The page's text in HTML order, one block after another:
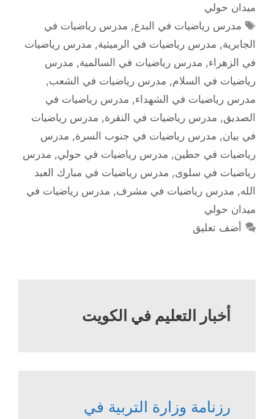
ميدان حولي
الوسوم
مدرس رياضيات في البدع, مدرس رياضيات في
الجابرية, مدرس رياضيات في الرميثية, مدرس رياضيات
في الزهراء, مدرس رياضيات في السالمية, مدرس
رياضيات في السلام, مدرس رياضيات في الشعب,
مدرس رياضيات في الشهداء, مدرس رياضيات في
الصديق, مدرس رياضيات في النقرة, مدرس رياضيات
في بيان, مدرس رياضيات في جنوب السرة, مدرس
رياضيات في حطين, مدرس رياضيات في حولي, مدرس
رياضيات في سلوى, مدرس رياضيات في مبارك العبد
الله, مدرس رياضيات في مشرف, مدرس رياضيات في
ميدان حولي
أضف تعليق
أخبار التعليم في الكويت
رزنامة وزارة التربية في